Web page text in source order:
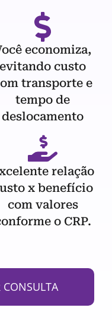
economiza,
evitando custo
transporte e
tempo de
deslocamento
relação
x benefício
com valores
o CRP.